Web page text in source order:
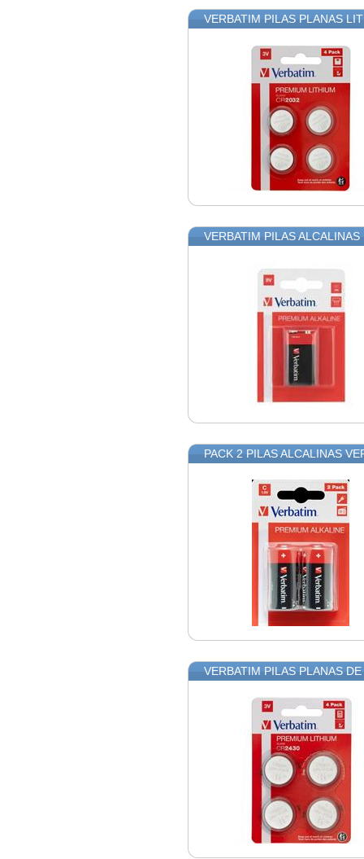
VERBATIM PILAS PLANAS
VERBATIM PILAS
PACK 2 PILAS ALCALINAS
VERBATIM PILAS PLANAS